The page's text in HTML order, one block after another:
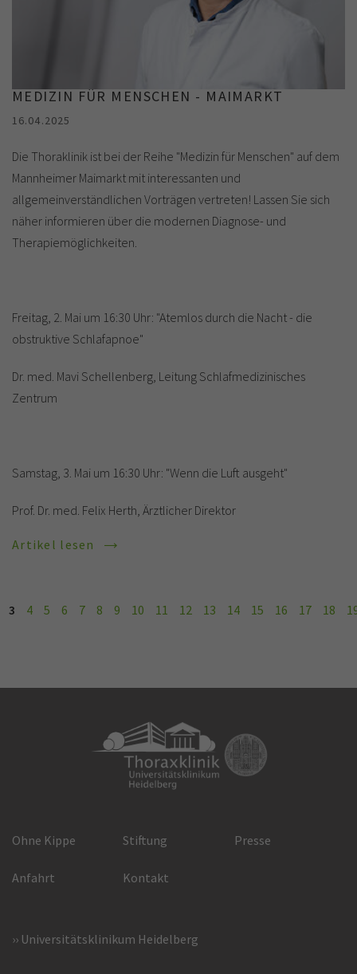
MEDIZIN FÜR MENSCHEN - MAIMARKT
16.04.2025
Die Thoraklinik ist bei der Reihe "Medizin für Menschen" auf dem
Mannheimer Maimarkt mit interessanten und
allgemeinverständlichen Vorträgen vertreten! Lassen Sie sich
näher informieren über die modernen Diagnose- und
Therapiemöglichkeiten.
Freitag, 2. Mai um 16:30 Uhr: "Atemlos durch die Nacht - die
obstruktive Schlafapnoe"
Dr. med. Mavi Schellenberg, Leitung Schlafmedizinisches
Zentrum
Samstag, 3. Mai um 16:30 Uhr: "Wenn die Luft ausgeht"
Prof. Dr. med. Felix Herth, Ärztlicher Direktor
Artikel lesen
3 4 5 6 7 8 9 10 11 12 13 14 15 16 17 18
Ohne Kippe Stiftung Presse
Anfahrt Kontakt
Universitätsklinikum Heidelberg